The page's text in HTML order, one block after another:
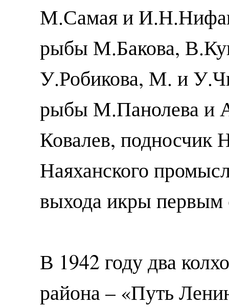
М.Самая и
рыбы М.Бакова,
У.Робикова, М. и
рыбы М.Панолева и
Ковалев,
Наяханского
выхода икры первым
В 1942 году два
района – «Путь